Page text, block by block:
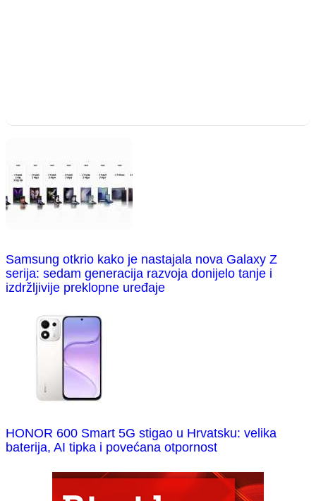
Samsung otkrio kako je nastajala nova Galaxy Z
serija: sedam generacija razvoja donijelo tanje i
izdržljivije preklopne uređaje
HONOR 600 Smart 5G stigao u Hrvatsku: velika
baterija, AI tipka i povećana otpornost